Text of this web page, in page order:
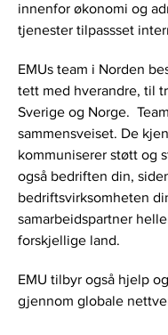
innenfor økonomi og
tjenester tilpassset
EMUs team i Norden
tett med hverandre, til
Sverige og Norge.
sammensveiset. De
kommuniserer støtt og
også bedriften din,
bedriftsvirksomheten
samarbeidspartner
forskjellige land.
EMU tilbyr også hjelp
gjennom globale